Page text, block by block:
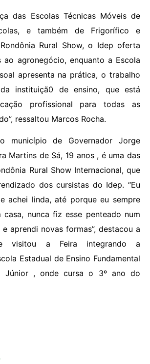
das Escolas Técnicas Móveis de
e também de Frigorífico e
Rural Show, o Idep oferta
ao agronegócio, enquanto a Escola
apresenta na prática, o trabalho
instituiçã0 de ensino, que está
profissional para todas as
ressaltou Marcos Rocha.
município de Governador Jorge
Martins de Sá, 19 anos , é uma das
Rural Show Internacional, que
dos cursistas do Idep. “Eu
achei linda, até porque eu sempre
nunca fiz esse penteado num
aprendi novas formas”, destacou a
visitou a Feira integrando a
Estadual de Ensino Fundamental
Júnior , onde cursa o 3º ano do